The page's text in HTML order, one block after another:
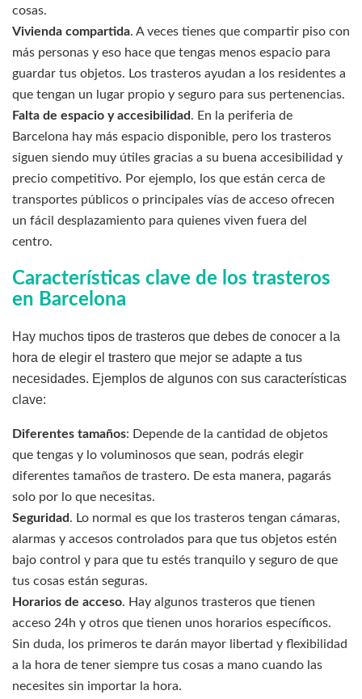
cosas.
Vivienda compartida. A veces tienes que compartir piso con
más personas y eso hace que tengas menos espacio para
guardar tus objetos. Los trasteros ayudan a los residentes a
que tengan un lugar propio y seguro para sus pertenencias.
Falta de espacio y accesibilidad. En la periferia de
Barcelona hay más espacio disponible, pero los trasteros
siguen siendo muy útiles gracias a su buena accesibilidad y
precio competitivo. Por ejemplo, los que están cerca de
transportes públicos o principales vías de acceso ofrecen
un fácil desplazamiento para quienes viven fuera del
centro.
Características clave de los trasteros
en Barcelona
Hay muchos tipos de trasteros que debes de conocer a la
hora de elegir el trastero que mejor se adapte a tus
necesidades. Ejemplos de algunos con sus características
clave:
Diferentes tamaños: Depende de la cantidad de objetos
que tengas y lo voluminosos que sean, podrás elegir
diferentes tamaños de trastero. De esta manera, pagarás
solo por lo que necesitas.
Seguridad. Lo normal es que los trasteros tengan cámaras,
alarmas y accesos controlados para que tus objetos estén
bajo control y para que tu estés tranquilo y seguro de que
tus cosas están seguras.
Horarios de acceso. Hay algunos trasteros que tienen
acceso 24h y otros que tienen unos horarios específicos.
Sin duda, los primeros te darán mayor libertad y flexibilidad
a la hora de tener siempre tus cosas a mano cuando las
necesites sin importar la hora.